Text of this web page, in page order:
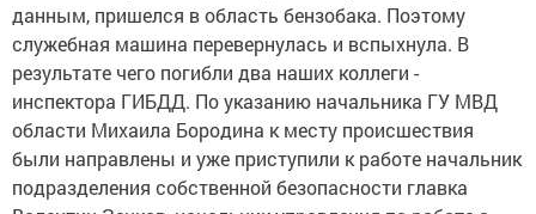
данным, пришелся в область бензобака. Поэтому
служебная машина перевернулась и вспыхнула. В
результате чего погибли два наших коллеги -
инспектора ГИБДД. По указанию начальника ГУ МВД
области Михаила Бородина к месту происшествия
были направлены и уже приступили к работе начальник
подразделения собственной безопасности главка